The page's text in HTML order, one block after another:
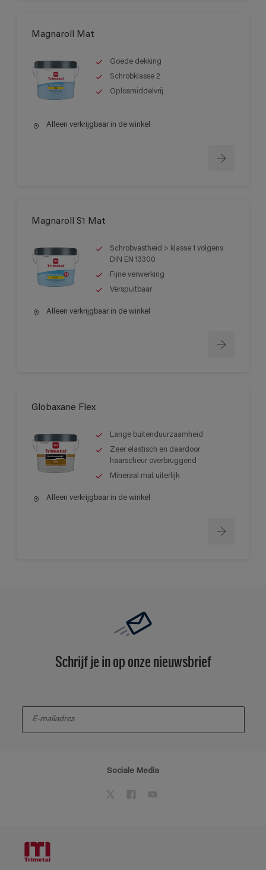
Magnaroll Mat
Goede dekking
Schrobklasse 2
Oplosmiddelvrij
Alleen verkrijgbaar in de winkel
Magnaroll S1 Mat
Schrobvastheid > klasse 1 volgens
DIN EN 13300
Fijne verwerking
Verspuitbaar
Alleen verkrijgbaar in de winkel
Globaxane Flex
Lange buitenduurzaamheid
Zeer elastisch en daardoor
haarscheur overbruggend
Mineraal mat uiterlijk
Alleen verkrijgbaar in de winkel
Schrijf je in op onze nieuwsbrief
Sociale Media